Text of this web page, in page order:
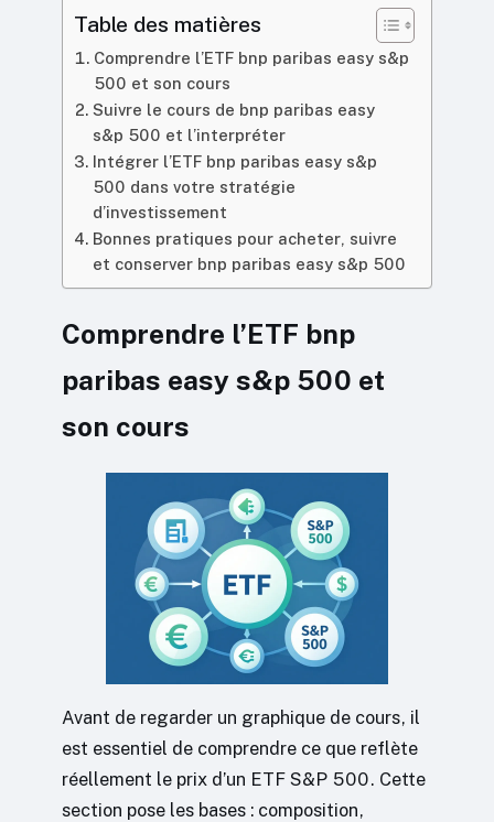
Table des matières
Comprendre l’ETF bnp paribas easy s&p
500 et son cours
Suivre le cours de bnp paribas easy
s&p 500 et l’interpréter
Intégrer l’ETF bnp paribas easy s&p
500 dans votre stratégie
d’investissement
Bonnes pratiques pour acheter, suivre
et conserver bnp paribas easy s&p 500
Comprendre l’ETF bnp
paribas easy s&p 500 et
son cours
Avant de regarder un graphique de cours, il
est essentiel de comprendre ce que reflète
réellement le prix d’un ETF S&P 500. Cette
section pose les bases : composition,